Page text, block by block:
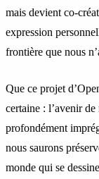
mais devient co-
expression
frontière que nous
Que ce projet
certaine : l’avenir de
profondément
nous saurons
monde qui se